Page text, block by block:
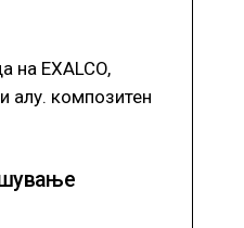
на EXALCO,
алу. композитен